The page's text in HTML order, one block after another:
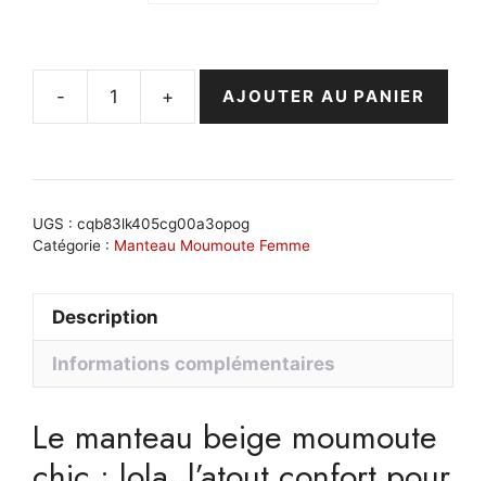
-
quantité
moumoute
chic
+ AJOUTER AU PANIER
UGS : cqb83lk405cg00a3opog
Catégorie : Manteau Moumoute Femme
Description
Informations complémentaires
Le manteau beige moumoute